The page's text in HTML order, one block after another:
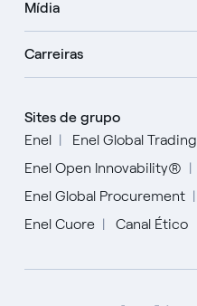
Mídia
Carreiras
Sites de grupo
Enel
Enel Global Trading
Enel Open Innovability®
Enel Global Procurement
Enel Cuore
Canal Ético